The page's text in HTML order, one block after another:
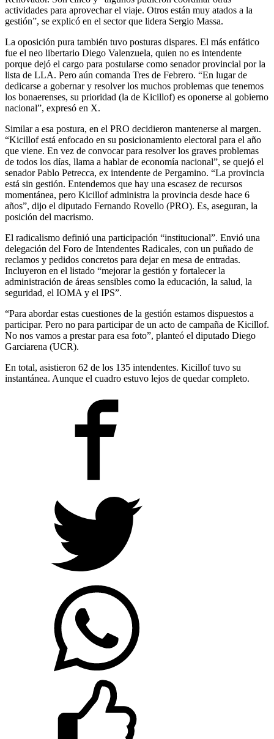
actividades para aprovechar el viaje. Otros están muy atados a la
gestión”, se explicó en el sector que lidera Sergio Massa.
La oposición pura también tuvo posturas dispares. El más enfático
fue el neo libertario Diego Valenzuela, quien no es intendente
porque dejó el cargo para postularse como senador provincial por la
lista de LLA. Pero aún comanda Tres de Febrero. “En lugar de
dedicarse a gobernar y resolver los muchos problemas que tenemos
los bonaerenses, su prioridad (la de Kicillof) es oponerse al gobierno
nacional”, expresó en X.
Similar a esa postura, en el PRO decidieron mantenerse al margen.
“Kicillof está enfocado en su posicionamiento electoral para el año
que viene. En vez de convocar para resolver los graves problemas
de todos los días, llama a hablar de economía nacional”, se quejó el
senador Pablo Petrecca, ex intendente de Pergamino. “La provincia
está sin gestión. Entendemos que hay una escasez de recursos
momentánea, pero Kicillof administra la provincia desde hace 6
años”, dijo el diputado Fernando Rovello (PRO). Es, aseguran, la
posición del macrismo.
El radicalismo definió una participación “institucional”. Envió una
delegación del Foro de Intendentes Radicales, con un puñado de
reclamos y pedidos concretos para dejar en mesa de entradas.
Incluyeron en el listado “mejorar la gestión y fortalecer la
administración de áreas sensibles como la educación, la salud, la
seguridad, el IOMA y el IPS”.
“Para abordar estas cuestiones de la gestión estamos dispuestos a
participar. Pero no para participar de un acto de campaña de Kicillof.
No nos vamos a prestar para esa foto”, planteó el diputado Diego
Garciarena (UCR).
En total, asistieron 62 de los 135 intendentes. Kicillof tuvo su
instantánea. Aunque el cuadro estuvo lejos de quedar completo.